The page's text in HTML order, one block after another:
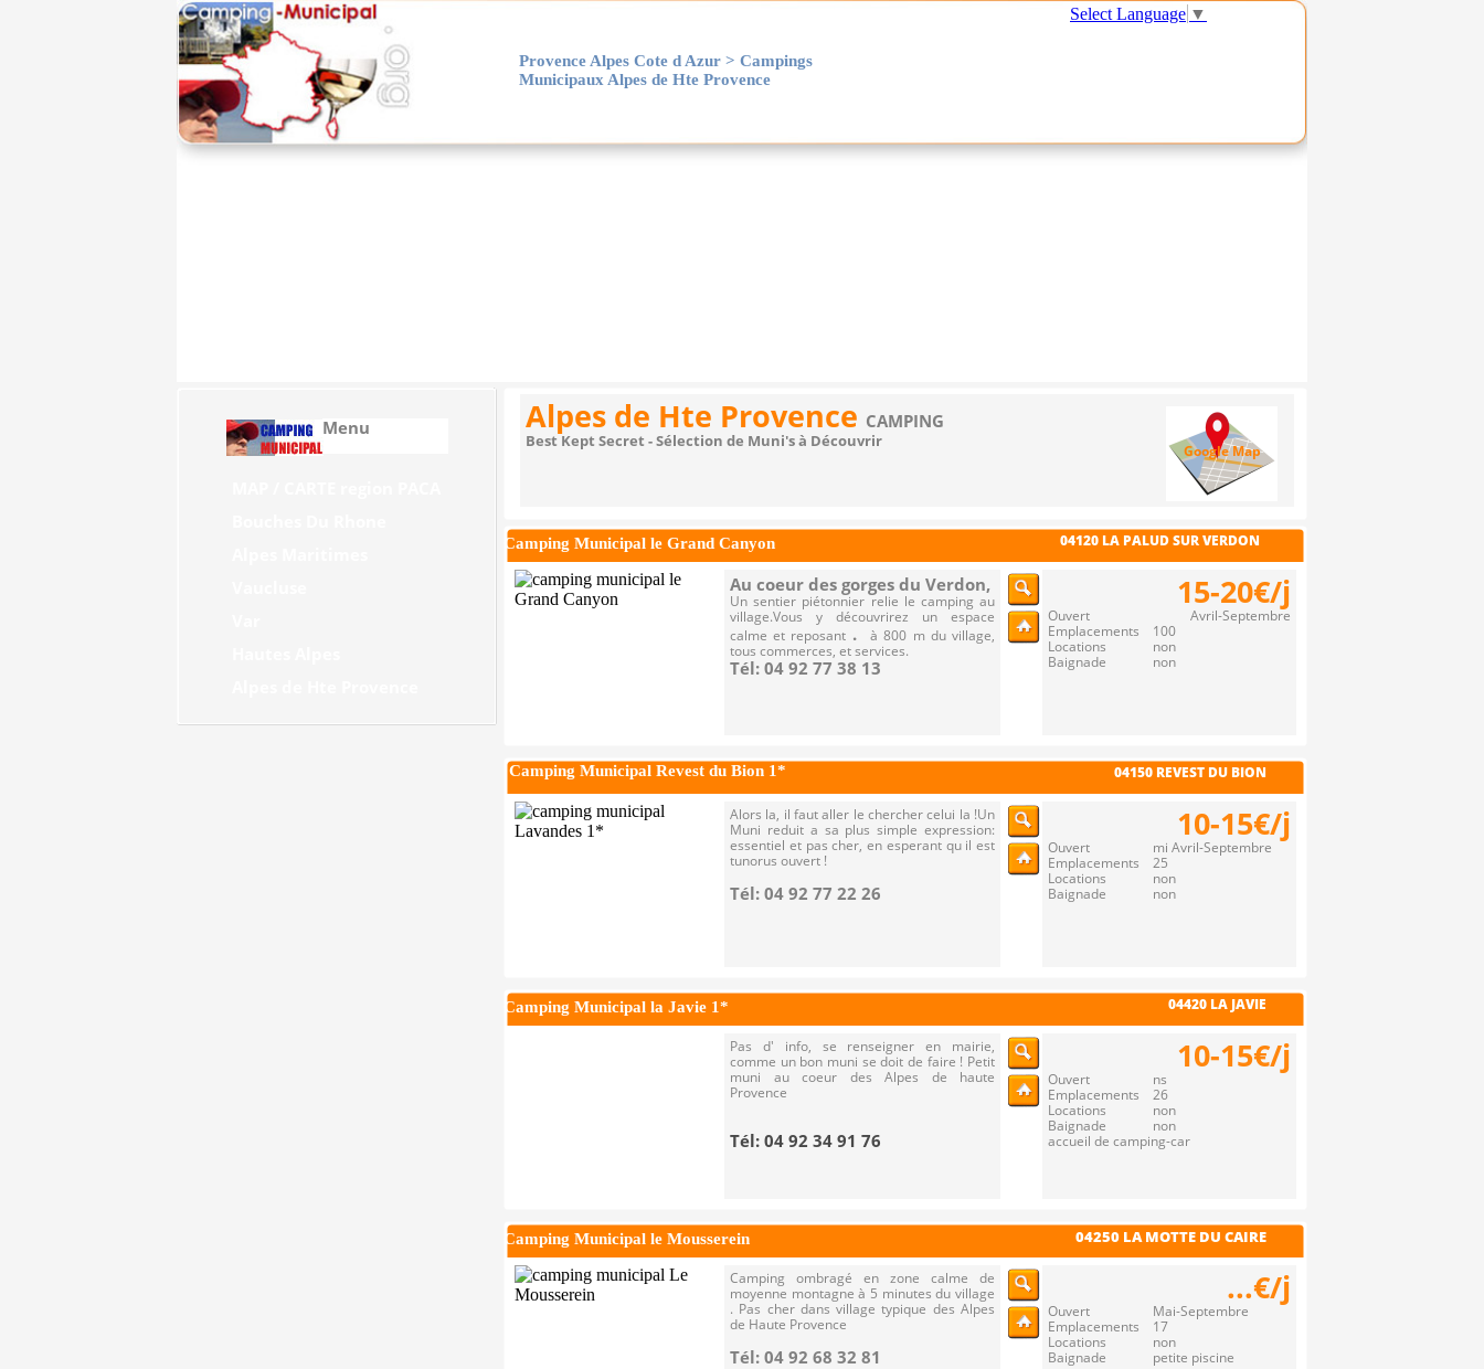
Select Language ▼
Provence Alpes Cote d Azur > Campings
Municipaux Alpes de Hte Provence
Menu Alpes de Hte Provence CAMPING
Best Kept Secret - Sélection de Muni's à Découvrir
Au coeur des gorges du Verdon,
Un sentier piétonnier relie le camping au
village.Vous y découvrirez un espace
calme et reposant .à 800 m du village,
tous commerces, et services.
Tél: 04 92 77 38 13
Camping Municipal le Grand Canyon
15-20€/j
Ouvert Avril-Septembre
Emplacements 100
Locations non
Baignade non
04120 LA PALUD SUR VERDON
Alors la, il faut aller le chercher celui la !Un
Muni reduit a sa plus simple expression:
essentiel et pas cher, en esperant qu il est
tunorus ouvert !
Tél: 04 92 77 22 26
Camping Municipal Revest du Bion 1*
10-15€/j
Ouvert mi Avril-Septembre
Emplacements 25
Locations non
Baignade non
04150 REVEST DU BION
Pas d' info, se renseigner en mairie,
comme un bon muni se doit de faire ! Petit
muni au coeur des Alpes de haute
Provence
Tél: 04 92 34 91 76
Camping Municipal la Javie 1*
10-15€/j
Ouvert ns
Emplacements 26
Locations non
Baignade non
accueil de camping-car
04420 LA JAVIE
Camping ombragé en zone calme de
moyenne montagne à 5 minutes du village
. Pas cher dans village typique des Alpes
de Haute Provence
Tél: 04 92 68 32 81
Camping Municipal le Mousserein
...€/j
Ouvert Mai-Septembre
Emplacements 17
Locations non
Baignade petite piscine
04250 LA MOTTE DU CAIRE
Google Map